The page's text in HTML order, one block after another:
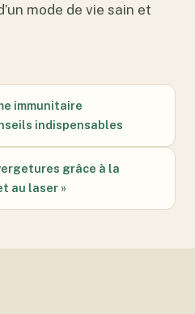
mode de vie sain et
immunitaire
indispensables
grâce à la
au laser »